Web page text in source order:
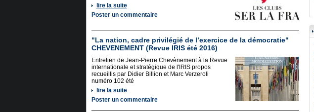
lire la suite
Poster un commentaire
"La nation, cadre privilégié de l’exercice de la démocratie"
CHEVENEMENT (Revue IRIS été 2016)
Entretien de Jean-Pierre Chevènement à la Revue
internationale et stratégique de l'IRIS propos
recueillis par Didier Billion et Marc Verzeroli
numéro 102 été
lire la suite
Poster un commentaire